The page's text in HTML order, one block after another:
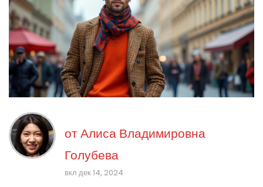
отАлиса Владимировна
Голубева
вкл дек 14, 2024